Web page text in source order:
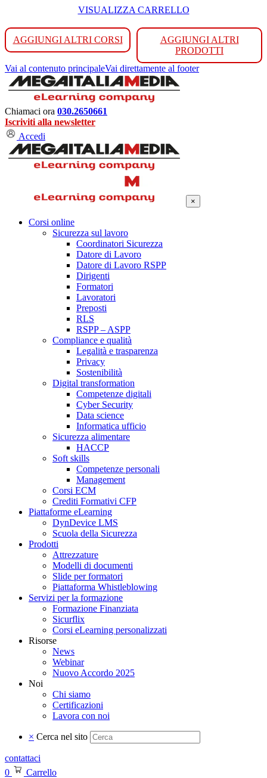
VISUALIZZA CARRELLO
AGGIUNGI ALTRI CORSI
AGGIUNGI ALTRI
PRODOTTI
Vai al contenuto principaleVai direttamente al footer
Chiamaci ora 030.2650661
Iscriviti alla newsletter
Accedi
×
Corsi online
Sicurezza sul lavoro
Coordinatori Sicurezza
Datore di Lavoro
Datore di Lavoro RSPP
Dirigenti
Formatori
Lavoratori
Preposti
RLS
RSPP – ASPP
Compliance e qualità
Legalità e trasparenza
Privacy
Sostenibilità
Digital transformation
Competenze digitali
Cyber Security
Data science
Informatica ufficio
Sicurezza alimentare
HACCP
Soft skills
Competenze personali
Management
Corsi ECM
Crediti Formativi CFP
Piattaforme eLearning
DynDevice LMS
Scuola della Sicurezza
Prodotti
Attrezzature
Modelli di documenti
Slide per formatori
Piattaforma Whistleblowing
Servizi per la formazione
Formazione Finanziata
Sicurflix
Corsi eLearning personalizzati
Risorse
News
Webinar
Nuovo Accordo 2025
Noi
Chi siamo
Certificazioni
Lavora con noi
× Cerca nel sito
contattaci
0
Carrello